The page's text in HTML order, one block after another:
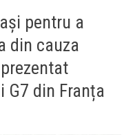
pentru a
din cauza
G7 din Franța